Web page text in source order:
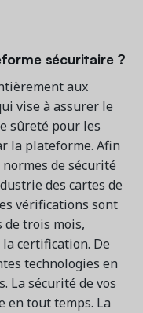
sécuritaire ?
aux
vise à assurer le
sûreté pour les
la plateforme. Afin
de sécurité
des cartes de
vérifications sont
trois mois,
la certification. De
technologies en
La sécurité de vos
en tout temps. La